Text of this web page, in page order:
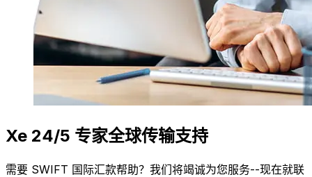
Xe 24/5 专家全球传输支持
需要 SWIFT 国际汇款帮助？我们将竭诚为您服务--现在就联